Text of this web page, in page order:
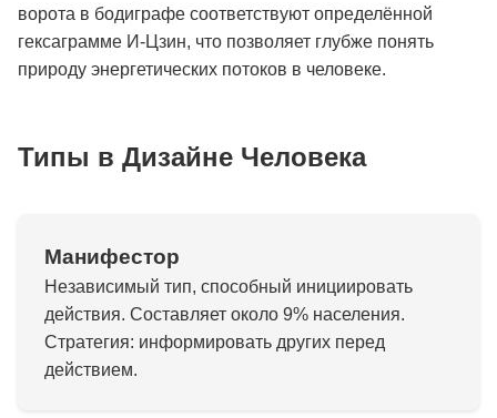
ворота в бодиграфе соответствуют определённой
гексаграмме И-Цзин, что позволяет глубже понять
природу энергетических потоков в человеке.
Типы в Дизайне Человека
Манифестор
Независимый тип, способный инициировать
действия. Составляет около 9% населения.
Стратегия: информировать других перед
действием.